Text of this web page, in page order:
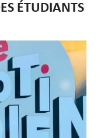
ÉTUDIANTS